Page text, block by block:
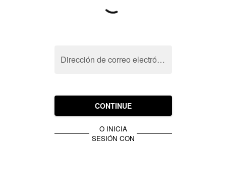
Dirección de correo electrónico
CONTINUE
O INICIA
SESIÓN CON